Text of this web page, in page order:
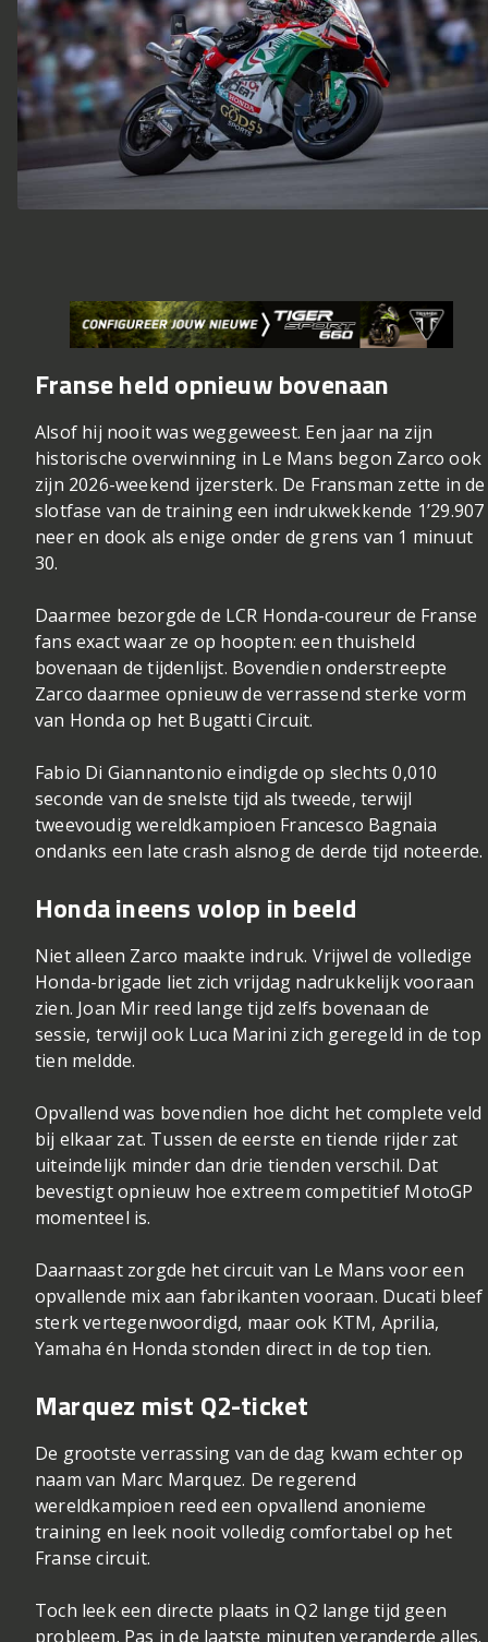
Franse held opnieuw bovenaan
Alsof hij nooit was weggeweest. Een jaar na zijn
historische overwinning in Le Mans begon Zarco ook
zijn 2026-weekend ijzersterk. De Fransman zette in de
slotfase van de training een indrukwekkende 1’29.907
neer en dook als enige onder de grens van 1 minuut
30.
Daarmee bezorgde de LCR Honda-coureur de Franse
fans exact waar ze op hoopten: een thuisheld
bovenaan de tijdenlijst. Bovendien onderstreepte
Zarco daarmee opnieuw de verrassend sterke vorm
van Honda op het Bugatti Circuit.
Fabio Di Giannantonio eindigde op slechts 0,010
seconde van de snelste tijd als tweede, terwijl
tweevoudig wereldkampioen Francesco Bagnaia
ondanks een late crash alsnog de derde tijd noteerde.
Honda ineens volop in beeld
Niet alleen Zarco maakte indruk. Vrijwel de volledige
Honda-brigade liet zich vrijdag nadrukkelijk vooraan
zien. Joan Mir reed lange tijd zelfs bovenaan de
sessie, terwijl ook Luca Marini zich geregeld in de top
tien meldde.
Opvallend was bovendien hoe dicht het complete veld
bij elkaar zat. Tussen de eerste en tiende rijder zat
uiteindelijk minder dan drie tienden verschil. Dat
bevestigt opnieuw hoe extreem competitief MotoGP
momenteel is.
Daarnaast zorgde het circuit van Le Mans voor een
opvallende mix aan fabrikanten vooraan. Ducati bleef
sterk vertegenwoordigd, maar ook KTM, Aprilia,
Yamaha én Honda stonden direct in de top tien.
Marquez mist Q2-ticket
De grootste verrassing van de dag kwam echter op
naam van Marc Marquez. De regerend
wereldkampioen reed een opvallend anonieme
training en leek nooit volledig comfortabel op het
Franse circuit.
Toch leek een directe plaats in Q2 lange tijd geen
probleem. Pas in de laatste minuten veranderde alles.